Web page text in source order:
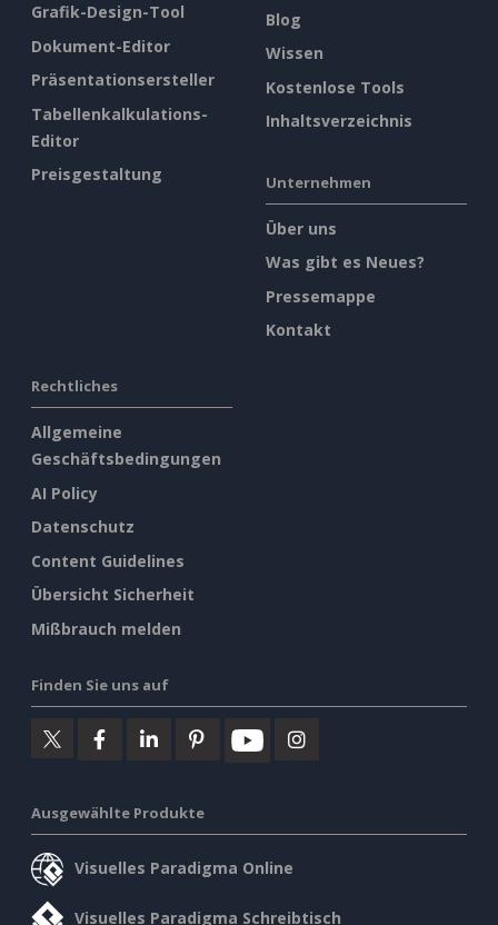
Grafik-Design-Tool
Dokument-Editor
Präsentationsersteller
Tabellenkalkulations-
Editor
Preisgestaltung
Blog
Wissen
Kostenlose Tools
Inhaltsverzeichnis
Unternehmen
Über uns
Was gibt es Neues?
Pressemappe
Kontakt
Rechtliches
Allgemeine
Geschäftsbedingungen
AI Policy
Datenschutz
Content Guidelines
Übersicht Sicherheit
Mißbrauch melden
Finden Sie uns auf
Ausgewählte Produkte
Visuelles Paradigma Online
Visuelles Paradigma Schreibtisch